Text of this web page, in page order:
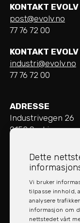
KONTAKT
post@evolv.no
77 76 72 00
KONTAKT
industri@evolv.no
77 76 72 00
ADRESSE
Industrivegen 26
9152 Sørkjosen
Mandag - Fredag:
SOCIAL MEDIA
Dette
Vi bruker
tilpasse innhold,
analysere
informasjon om
nettstedet vårt